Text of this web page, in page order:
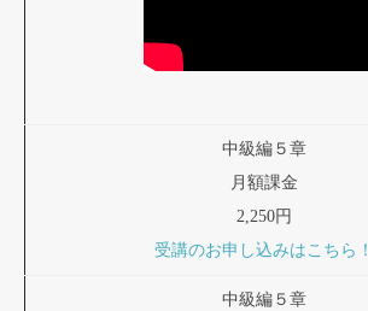
中級編５章
月額課金
2,250円
受講のお申し込みはこちら！
中級編５章